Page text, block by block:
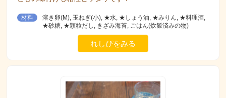
材料
溶き卵(M), 玉ねぎ(小), ★水, ★しょう油, ★みりん, ★料理酒,
★砂糖, ★顆粒だし, きざみ海苔, ごはん(炊飯済みの物)
れしぴをみる